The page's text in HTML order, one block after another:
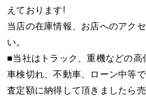
えております!
当店の在庫情報、お店へのアク
い。
■当社はトラック、重機などの
車検切れ、不動車、ローン中等で
査定額に納得して頂きましたら